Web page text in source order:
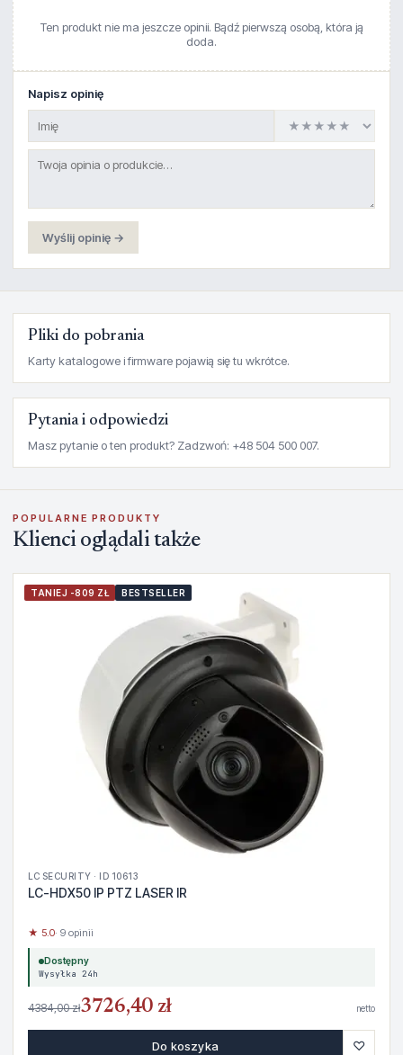
Ten produkt nie ma jeszcze opinii. Bądź pierwszą osobą, która ją
doda.
Napisz opinię
Wyślij opinię →
Pliki do pobrania
Karty katalogowe i firmware pojawią się tu wkrótce.
Pytania i odpowiedzi
Masz pytanie o ten produkt? Zadzwoń: +48 504 500 007.
POPULARNE PRODUKTY
Klienci oglądali także
TANIEJ -809 ZŁ BESTSELLER
LC SECURITY · ID 10613
LC-HDX50 IP PTZ LASER IR
★ 5.0· 9 opinii
Dostępny
Wysyłka 24h
4384,00 zł3726,40 zł netto
Do koszyka ♡